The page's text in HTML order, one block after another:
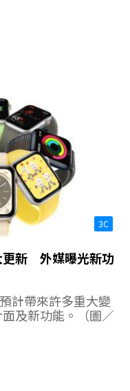
3C
新 外媒曝光新功
計帶來許多重大變
及新功能。（圖／